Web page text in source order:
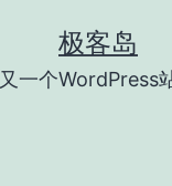
极客岛
又一个WordPress